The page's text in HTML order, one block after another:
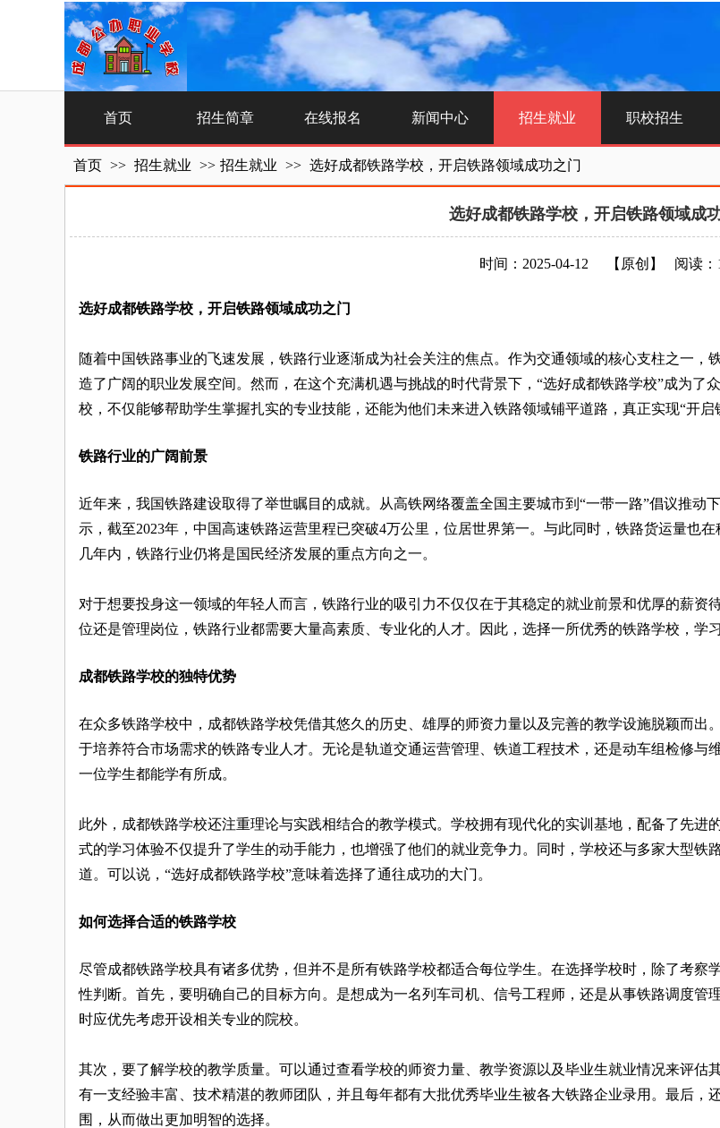
首页 招生简章 在线报名 新闻中心 招生就业 职校招生
首页 >> 招生就业 >> 招生就业 >> 选好成都铁路学校，开启铁路领域成功之门
选好成都铁路学校，开启铁路领域成
时间：2025-04-12 【原创】 阅读：
选好成都铁路学校，开启铁路领域成功之门
随着中国铁路事业的飞速发展，铁路行业逐渐成为社会关注的焦点。作为交通领域的核心支柱之一，
造了广阔的职业发展空间。然而，在这个充满机遇与挑战的时代背景下，“选好成都铁路学校”成为了
校，不仅能够帮助学生掌握扎实的专业技能，还能为他们未来进入铁路领域铺平道路，真正实现“开启
铁路行业的广阔前景
近年来，我国铁路建设取得了举世瞩目的成就。从高铁网络覆盖全国主要城市到“一带一路”倡议推动
示，截至2023年，中国高速铁路运营里程已突破4万公里，位居世界第一。与此同时，铁路货运量也
几年内，铁路行业仍将是国民经济发展的重点方向之一。
对于想要投身这一领域的年轻人而言，铁路行业的吸引力不仅仅在于其稳定的就业前景和优厚的薪
位还是管理岗位，铁路行业都需要大量高素质、专业化的人才。因此，选择一所优秀的铁路学校，学
成都铁路学校的独特优势
在众多铁路学校中，成都铁路学校凭借其悠久的历史、雄厚的师资力量以及完善的教学设施脱颖而出
于培养符合市场需求的铁路专业人才。无论是轨道交通运营管理、铁道工程技术，还是动车组检修
一位学生都能学有所成。
此外，成都铁路学校还注重理论与实践相结合的教学模式。学校拥有现代化的实训基地，配备了先
式的学习体验不仅提升了学生的动手能力，也增强了他们的就业竞争力。同时，学校还与多家大型
道。可以说，“选好成都铁路学校”意味着选择了通往成功的大门。
如何选择合适的铁路学校
尽管成都铁路学校具有诸多优势，但并不是所有铁路学校都适合每位学生。在选择学校时，除了考
性判断。首先，要明确自己的目标方向。是想成为一名列车司机、信号工程师，还是从事铁路调度
时应优先考虑开设相关专业的院校。
其次，要了解学校的教学质量。可以通过查看学校的师资力量、教学资源以及毕业生就业情况来评估
有一支经验丰富、技术精湛的教师团队，并且每年都有大批优秀毕业生被各大铁路企业录用。最后
围，从而做出更加明智的选择。